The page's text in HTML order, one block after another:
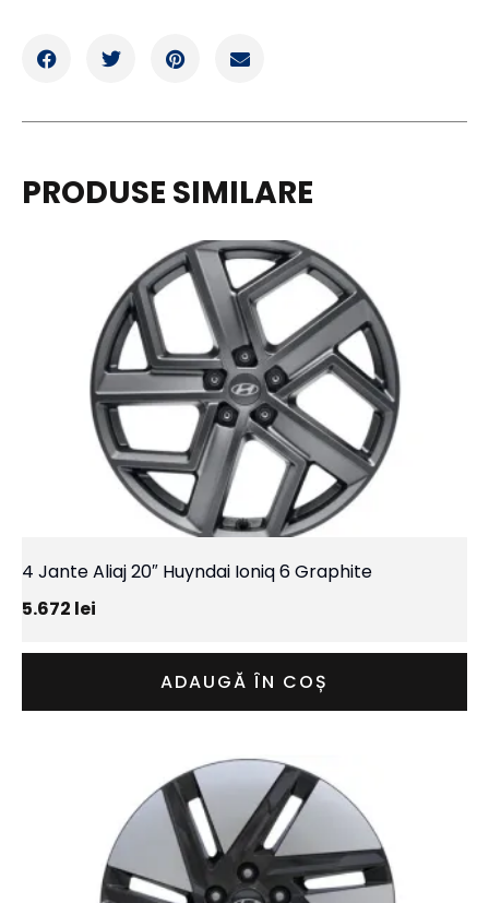
PRODUSE SIMILARE
4 Jante Aliaj 20″ Huyndai Ioniq 6 Graphite
5.672 lei
ADAUGĂ ÎN COȘ